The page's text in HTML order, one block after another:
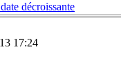
décroissante
17:24